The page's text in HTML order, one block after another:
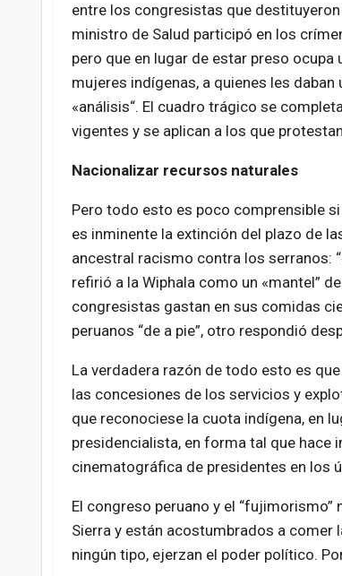
entre los congresistas que
ministro de Salud participó en los
pero que en lugar de estar preso
mujeres indígenas, a quienes les daban
«análisis“. El cuadro trágico se
vigentes y se aplican a los que
Nacionalizar recursos naturales
Pero todo esto es poco comprensible
es inminente la extinción del plazo de
ancestral racismo contra los serranos:
refirió a la Wiphala como un «mantel”
congresistas gastan en sus comidas
peruanos “de a pie”, otro respondió
La verdadera razón de todo esto es
las concesiones de los servicios y
que reconociese la cuota indígena, en
presidencialista, en forma tal que hace
cinematográfica de presidentes en los
El congreso peruano y el “fujimorismo”
Sierra y están acostumbrados a comer
ningún tipo, ejerzan el poder político.